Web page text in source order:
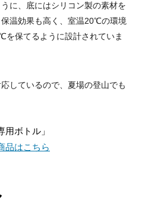
に、底にはシリコン製の素材を
温効果も高く、室温20℃の環境
を保てるように設計されていま
しているので、夏場の登山でも
ボトル」
品はこちら